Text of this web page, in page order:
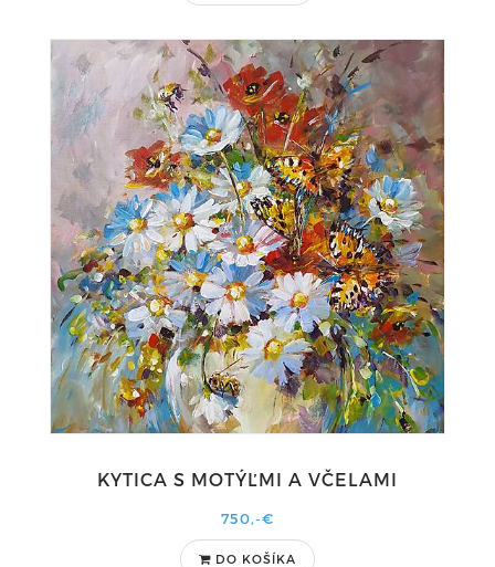
KYTICA S MOTÝĽMI A VČELAMI
750,-€
DO KOŠÍKA